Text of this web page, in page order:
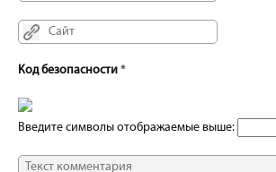
Код безопасности *
Введите символы отображаемые выше: